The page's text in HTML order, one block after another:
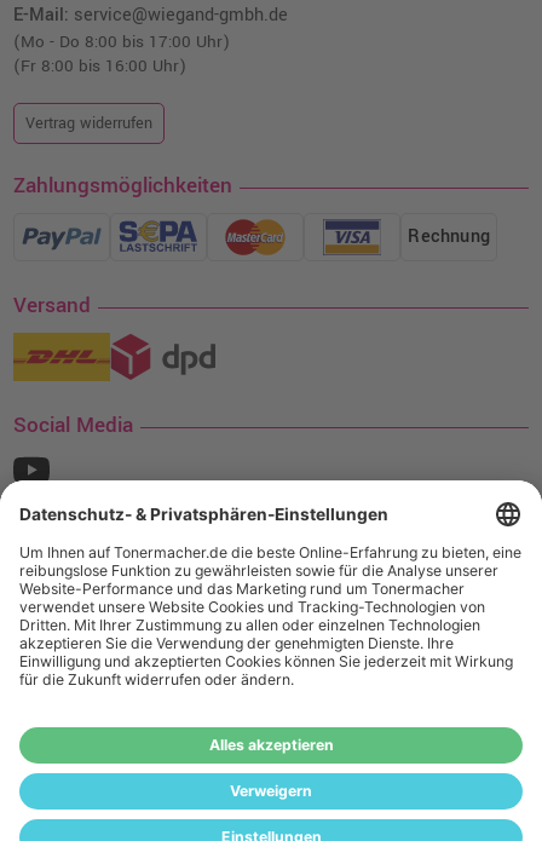
E-Mail: service@wiegand-gmbh.de
(Mo - Do 8:00 bis 17:00 Uhr)
(Fr 8:00 bis 16:00 Uhr)
Vertrag widerrufen
Zahlungsmöglichkeiten
Rechnung
Versand
Social Media
¹ Nur gültig für den Versand innerhalb Deutschlands. Befindet sich ein Warenwert
von mindestens 35€ (inkl. Mwst.) an Ampertec Artikeln in Ihrem Warenkorb, ist der
Versand für Sie kostenfrei.
Das Angebot von tonermacher.de richtet sich
nicht an Wiederverkäufer. Wenn Sie Wiederverkäufer sind,